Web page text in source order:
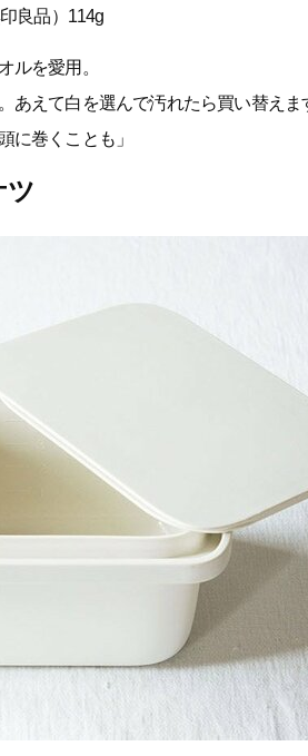
良品）114g
ルを愛用。
あえて白を選んで汚れたら買い替えま
に巻くことも」
ツ